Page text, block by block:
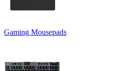
Gaming Mousepads